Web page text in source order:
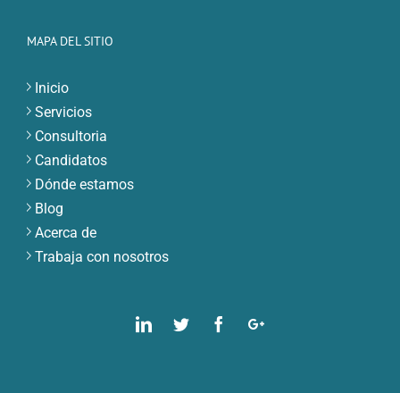
MAPA DEL SITIO
Inicio
Servicios
Consultoria
Candidatos
Dónde estamos
Blog
Acerca de
Trabaja con nosotros
LinkedinTwitter FacebookGoogle